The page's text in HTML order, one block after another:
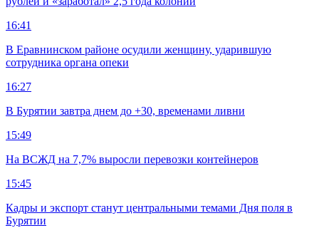
16:41
В Еравнинском районе осудили женщину, ударившую
сотрудника органа опеки
16:27
В Бурятии завтра днем до +30, временами ливни
15:49
На ВСЖД на 7,7% выросли перевозки контейнеров
15:45
Кадры и экспорт станут центральными темами Дня поля в
Бурятии